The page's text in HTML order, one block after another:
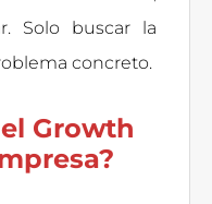
Solo buscar la
concreto.
Growth